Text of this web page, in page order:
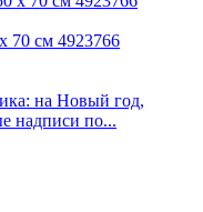
70 см 4923766
на Новый год,
надписи по...